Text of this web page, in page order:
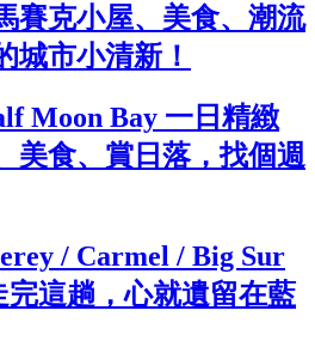
賽克小屋、美食、潮流
城市小清新！
Moon Bay 一日精緻
美食、賞日落，找個週
/ Carmel / Big Sur
這趟，心就遺留在藍